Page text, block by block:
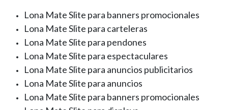
Lona Mate Slite para banners promocionales
Lona Mate Slite para carteleras
Lona Mate Slite para pendones
Lona Mate Slite para espectaculares
Lona Mate Slite para anuncios publicitarios
Lona Mate Slite para anuncios
Lona Mate Slite para banners promocionales